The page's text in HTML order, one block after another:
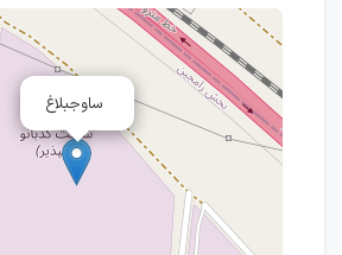
ساوجبلاغ